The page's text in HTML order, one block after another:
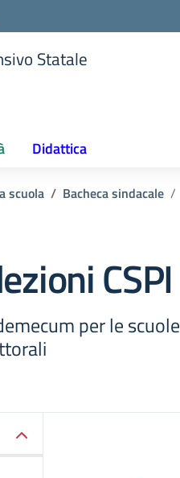
Statale
Didattica
scuola Bacheca sindacale
CSPI
per le